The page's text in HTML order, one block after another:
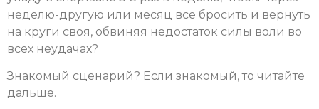
неделю-другую или месяц все бросить и вернуть
на круги своя, обвиняя недостаток силы воли во
всех неудачах?
Знакомый сценарий? Если знакомый, то читайте
дальше.